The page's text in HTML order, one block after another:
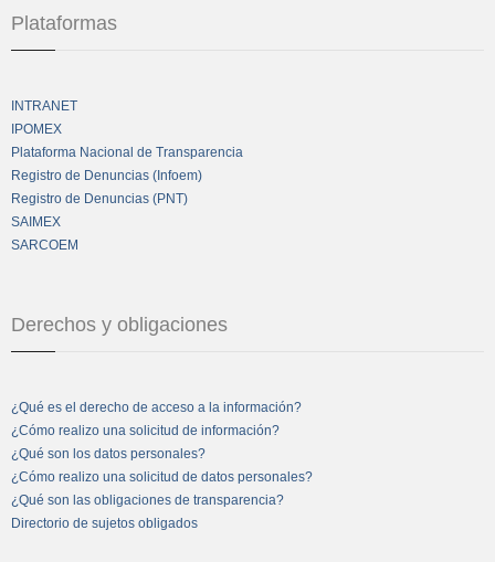
Plataformas
INTRANET
IPOMEX
Plataforma Nacional de Transparencia
Registro de Denuncias (Infoem)
Registro de Denuncias (PNT)
SAIMEX
SARCOEM
Derechos y obligaciones
¿Qué es el derecho de acceso a la información?
¿Cómo realizo una solicitud de información?
¿Qué son los datos personales?
¿Cómo realizo una solicitud de datos personales?
¿Qué son las obligaciones de transparencia?
Directorio de sujetos obligados